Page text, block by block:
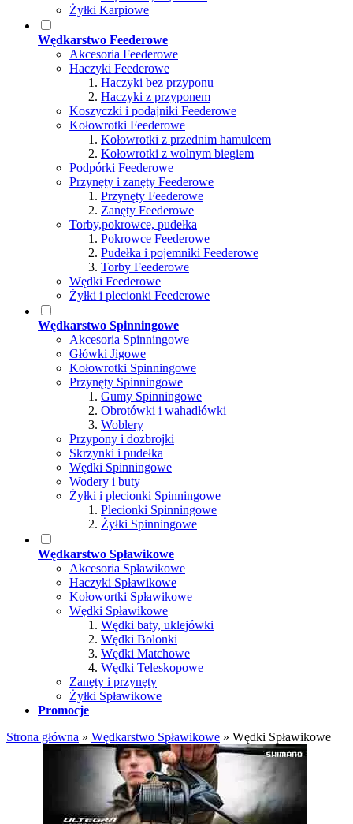
Żyłki Karpiowe
Wędkarstwo Feederowe
Akcesoria Feederowe
Haczyki Feederowe
Haczyki bez przyponu
Haczyki z przyponem
Koszyczki i podajniki Feederowe
Kołowrotki Feederowe
Kołowrotki z przednim hamulcem
Kołowrotki z wolnym biegiem
Podpórki Feederowe
Przynęty i zanęty Feederowe
Przynęty Feederowe
Zanęty Feederowe
Torby,pokrowce, pudełka
Pokrowce Feederowe
Pudełka i pojemniki Feederowe
Torby Feederowe
Wędki Feederowe
Żyłki i plecionki Feederowe
Wędkarstwo Spinningowe
Akcesoria Spinningowe
Główki Jigowe
Kołowrotki Spinningowe
Przynęty Spinningowe
Gumy Spinningowe
Obrotówki i wahadłówki
Woblery
Przypony i dozbrojki
Skrzynki i pudełka
Wędki Spinningowe
Wodery i buty
Żyłki i plecionki Spinningowe
Plecionki Spinningowe
Żyłki Spinningowe
Wędkarstwo Spławikowe
Akcesoria Spławikowe
Haczyki Spławikowe
Kołowortki Spławikowe
Wędki Spławikowe
Wędki baty, uklejówki
Wędki Bolonki
Wędki Matchowe
Wędki Teleskopowe
Zanęty i przynęty
Żyłki Spławikowe
Promocje
Strona główna » Wędkarstwo Spławikowe » Wędki Spławikowe